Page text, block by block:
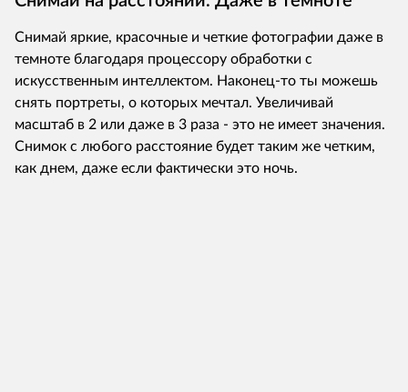
Снимай яркие, красочные и четкие фотографии даже в
темноте благодаря процессору обработки с
искусственным интеллектом. Наконец-то ты можешь
снять портреты, о которых мечтал. Увеличивай
масштаб в 2 или даже в 3 раза - это не имеет значения.
Снимок с любого расстояние будет таким же четким,
как днем, даже если фактически это ночь.